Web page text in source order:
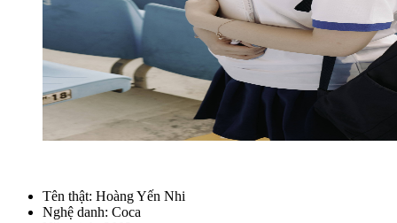
Tên thật: Hoàng Yến Nhi
Nghệ danh: Coca